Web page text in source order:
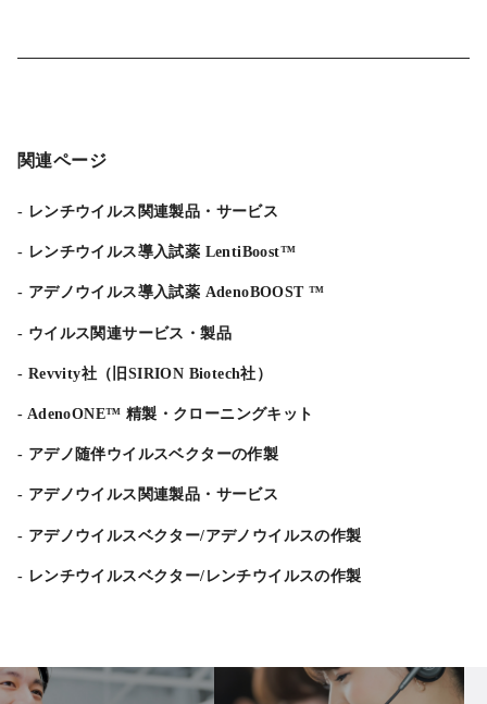
関連ページ
レンチウイルス関連製品・サービス
レンチウイルス導入試薬 LentiBoost™
アデノウイルス導入試薬 AdenoBOOST ™
ウイルス関連サービス・製品
Revvity社（旧SIRION Biotech社）
AdenoONE™ 精製・クローニングキット
アデノ随伴ウイルスベクターの作製
アデノウイルス関連製品・サービス
アデノウイルスベクター/アデノウイルスの作製
レンチウイルスベクター/レンチウイルスの作製